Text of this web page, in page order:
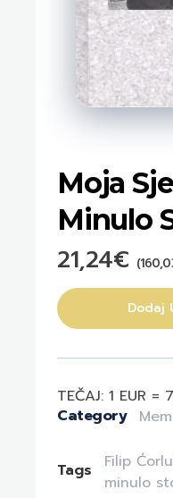
Moja
Minulo
21,24€
Dodaj
TEČAJ: 1 EUR =
Category
Tags Filip
minulo